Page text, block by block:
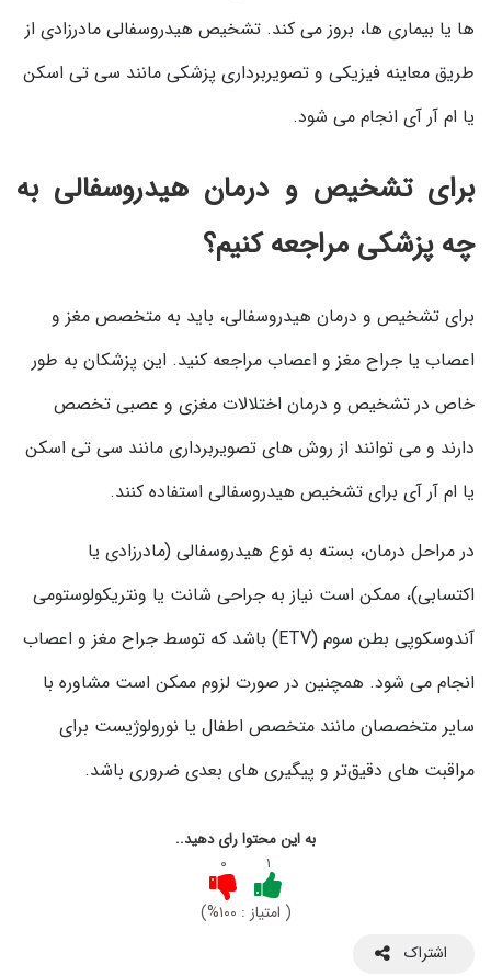
ها یا بیماری ها، بروز می کند. تشخیص هیدروسفالی مادرزادی از
طریق معاینه فیزیکی و تصویربرداری پزشکی مانند سی تی اسکن
یا ام آر آی انجام می شود.
برای تشخیص و درمان هیدروسفالی به
چه پزشکی مراجعه کنیم؟
برای تشخیص و درمان هیدروسفالی، باید به متخصص مغز و
اعصاب یا جراح مغز و اعصاب مراجعه کنید. این پزشکان به طور
خاص در تشخیص و درمان اختلالات مغزی و عصبی تخصص
دارند و می توانند از روش های تصویربرداری مانند سی تی اسکن
یا ام آر آی برای تشخیص هیدروسفالی استفاده کنند.
در مراحل درمان، بسته به نوع هیدروسفالی (مادرزادی یا
اکتسابی)، ممکن است نیاز به جراحی شانت یا ونتریکولوستومی
آندوسکوپی بطن سوم (ETV) باشد که توسط جراح مغز و اعصاب
انجام می شود. همچنین در صورت لزوم ممکن است مشاوره با
سایر متخصصان مانند متخصص اطفال یا نورولوژیست برای
مراقبت های دقیق‌تر و پیگیری های بعدی ضروری باشد.
به این محتوا رای دهید..
۱
۰
( امتیاز : ۱۰۰%)
اشتراک